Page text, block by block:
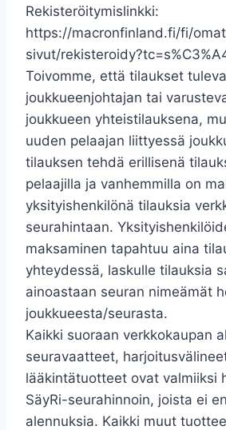
Rekisteröitymislinkki:
https://macronfinland.fi/fi/
sivut/
Toivomme, että tilaukset
joukkueenjohtajan tai
joukkueen yhteistilauksena,
uuden pelaajan liittyessä
tilauksen tehdä erillisenä
pelaajilla ja vanhemmilla on
yksityishenkilönä tilauksia
seurahintaan.
maksaminen tapahtuu aina
yhteydessä, laskulle tilauksia
ainoastaan seuran nimeämät
joukkueesta/seurasta.
Kaikki suoraan verkkokaupan
seuravaatteet,
lääkintätuotteet ovat valmiiksi
SäyRi-seurahinnoin, joista ei
alennuksia. Kaikki muut